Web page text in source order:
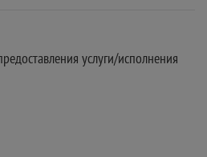
услуги/исполнения